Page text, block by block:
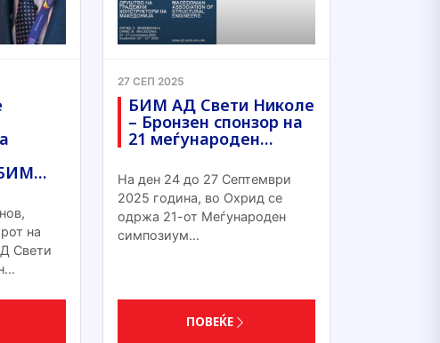
БИМ…
на
Свети
27 СЕП 2025
БИМ АД Свети Николе
– Бронзен спонзор на
21 меѓународен…
На ден 24 до 27 Септември
2025 година, во Охрид се
одржа 21-от Меѓународен
симпозиум…
ПОВЕЌЕ